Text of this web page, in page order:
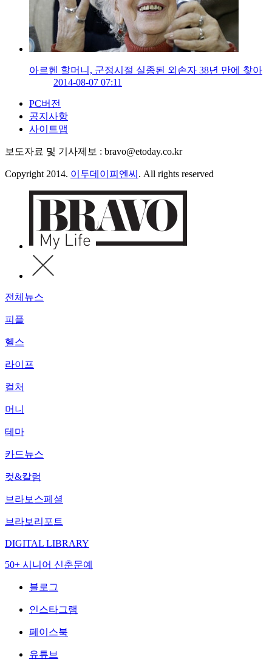
아르헨 할머니, 군정시절 실종된 외손자 38년 만에 찾아
2014-08-07 07:11
PC버전
공지사항
사이트맵
보도자료 및 기사제보 : bravo@etoday.co.kr
Copyright 2014. 이투데이피엔씨 . All rights reserved
전체뉴스
피플
헬스
라이프
컬처
머니
테마
카드뉴스
컷&칼럼
브라보스페셜
브라보리포트
DIGITAL LIBRARY
50+ 시니어 신춘문예
블로그
인스타그램
페이스북
유튜브